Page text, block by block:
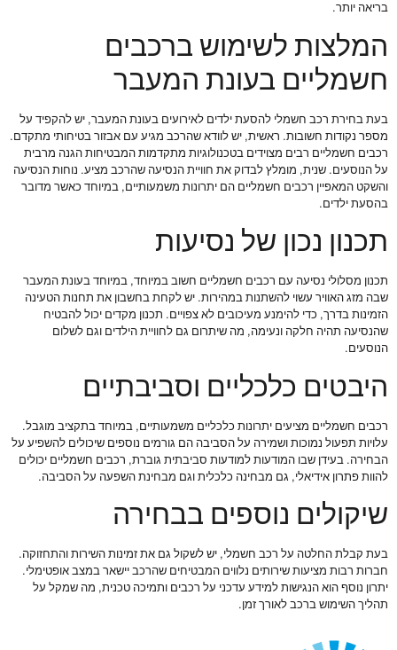
בריאה יותר.
המלצות לשימוש ברכבים
חשמליים בעונת המעבר
בעת בחירת רכב חשמלי להסעת ילדים לאירועים בעונת המעבר, יש להקפיד על
מספר נקודות חשובות. ראשית, יש לוודא שהרכב מגיע עם אבזור בטיחותי מתקדם.
רכבים חשמליים רבים מצוידים בטכנולוגיות מתקדמות המבטיחות הגנה מרבית
על הנוסעים. שנית, מומלץ לבדוק את חוויית הנסיעה שהרכב מציע. נוחות הנסיעה
והשקט המאפיין רכבים חשמליים הם יתרונות משמעותיים, במיוחד כאשר מדובר
בהסעת ילדים.
תכנון נכון של נסיעות
תכנון מסלולי נסיעה עם רכבים חשמליים חשוב במיוחד, במיוחד בעונת המעבר
שבה מזג האוויר עשוי להשתנות במהירות. יש לקחת בחשבון את תחנות הטעינה
הזמינות בדרך, כדי להימנע מעיכובים לא צפויים. תכנון מקדים יכול להבטיח
שהנסיעה תהיה חלקה ונעימה, מה שיתרום גם לחוויית הילדים וגם לשלום
הנוסעים.
היבטים כלכליים וסביבתיים
רכבים חשמליים מציעים יתרונות כלכליים משמעותיים, במיוחד בתקציב מוגבל.
עלויות תפעול נמוכות ושמירה על הסביבה הם גורמים נוספים שיכולים להשפיע על
הבחירה. בעידן שבו המודעות למודעות סביבתית גוברת, רכבים חשמליים יכולים
להוות פתרון אידיאלי, גם מבחינה כלכלית וגם מבחינת השפעה על הסביבה.
שיקולים נוספים בבחירה
בעת קבלת החלטה על רכב חשמלי, יש לשקול גם את זמינות השירות והתחזוקה.
חברות רבות מציעות שירותים נלווים המבטיחים שהרכב יישאר במצב אופטימלי.
יתרון נוסף הוא הנגישות למידע עדכני על רכבים ותמיכה טכנית, מה שמקל על
תהליך השימוש ברכב לאורך זמן.